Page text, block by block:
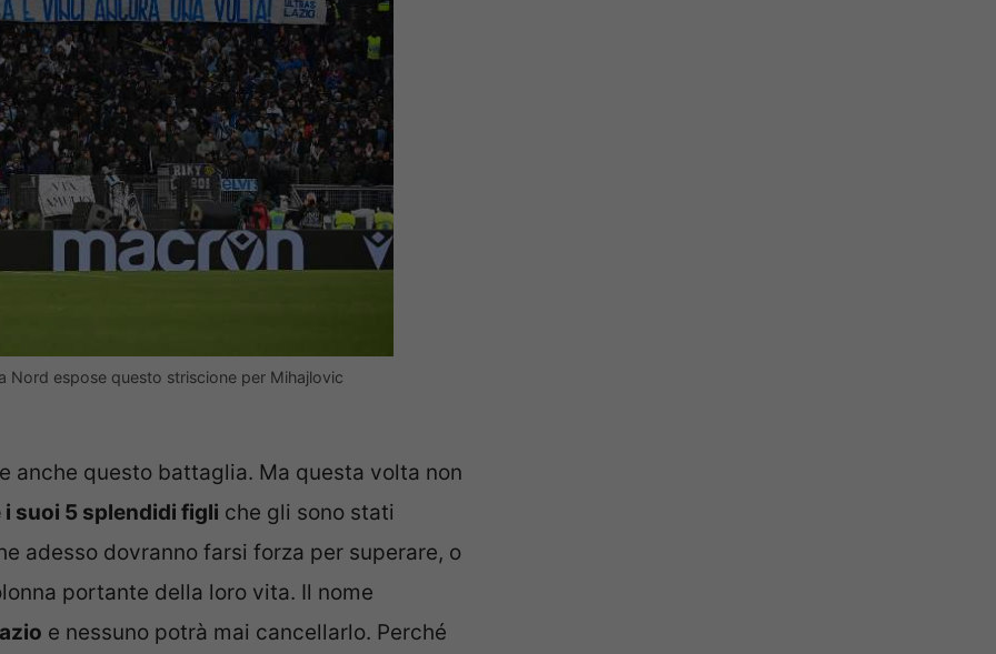
Nord espose questo striscione per Mihajlovic
anche questo battaglia. Ma questa volta non
i suoi 5 splendidi figli che gli sono stati
adesso dovranno farsi forza per superare, o
portante della loro vita. Il nome
e nessuno potrà mai cancellarlo. Perché